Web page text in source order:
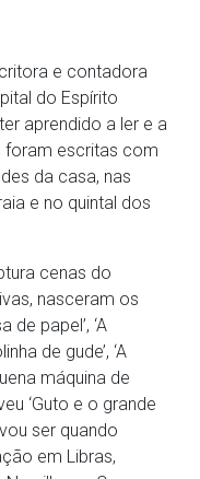
e contadora
do Espírito
aprendido a ler e a
foram escritas com
da casa, nas
e no quintal dos
cenas do
nasceram os
de papel’, ‘A
de gude’, ‘A
máquina de
‘Guto e o grande
vou ser quando
em Libras,